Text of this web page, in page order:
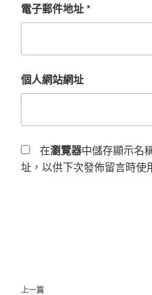
電子郵件地址*
個人網站網址
在瀏覽器中儲存顯示名
址，以供下次發佈留言時使
文
上
上一篇